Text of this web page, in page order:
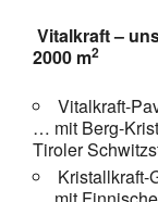
Vitalkraft –
2000 m2
Vitalkraft-
… mit Berg-
Tiroler
Kristallkraft-